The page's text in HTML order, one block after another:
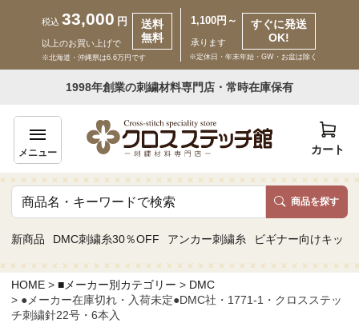
税込 33,000 円
以上のお買い上げで
送料
無料
※北海道・沖縄県は6.6万円です
1,100円～
承ります
すぐに発送
OK!
※定休日・年末年始・GW・お盆は除く
1998年創業の刺繍材料専門店・常時在庫保有
メニュー カート
商品を探す
新商品 DMC刺繍糸30％OFF アンカー刺繍糸 ビギナー向けキット
いらっしゃいませ ゲスト 様
商品一覧
カテゴリーから探す
取り扱いブランドから探す
HOME ■メーカー別カテゴリー
DMC
●メーカー在庫切れ・入荷未定●DMC社・1771-1・クロスステッ
チ刺繍針22号・6本入